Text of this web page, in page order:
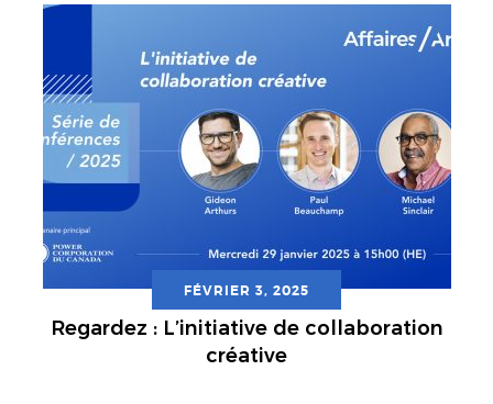
FÉVRIER 3, 2025
Regardez : L’initiative de collaboration
créative